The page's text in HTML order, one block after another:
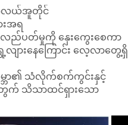
မပြိုကျမီ ညပိုင်းမြင်ကွင်း
လယ်အူတိုင်
းအရ
ည်ပတ်မှုကို နှေးကွေးစေကာ
ားနေကြောင်း လေ့လာတွေ့ရှိ
မ္ဘာ၏ သံလိုက်စက်ကွင်းနှင့်
တွက် သိသာထင်ရှားသော